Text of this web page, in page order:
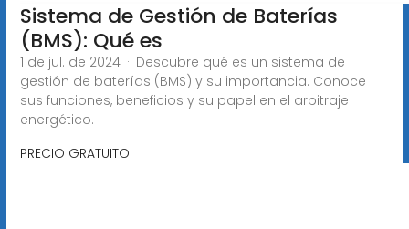
Sistema de Gestión de Baterías
(BMS): Qué es
1 de jul. de 2024 · Descubre qué es un sistema de
gestión de baterías (BMS) y su importancia. Conoce
sus funciones, beneficios y su papel en el arbitraje
energético.
PRECIO GRATUITO